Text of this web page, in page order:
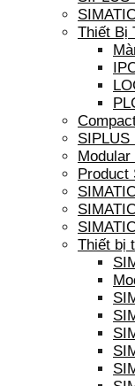
Thiết Bị
SIPLUS
Product
Thiết bị